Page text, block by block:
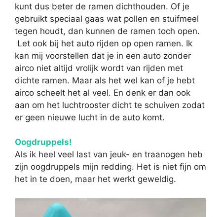
kunt dus beter de ramen dichthouden. Of je
gebruikt speciaal gaas wat pollen en stuifmeel
tegen houdt, dan kunnen de ramen toch open.
Let ook bij het auto rijden op open ramen. Ik
kan mij voorstellen dat je in een auto zonder
airco niet altijd vrolijk wordt van rijden met
dichte ramen. Maar als het wel kan of je hebt
airco scheelt het al veel. En denk er dan ook
aan om het luchtrooster dicht te schuiven zodat
er geen nieuwe lucht in de auto komt.
Oogdruppels!
Als ik heel veel last van jeuk- en traanogen heb
zijn oogdruppels mijn redding. Het is niet fijn om
het in te doen, maar het werkt geweldig.